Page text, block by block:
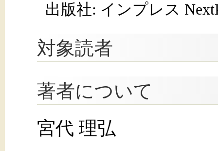
出版社: インプレス
対象読者
著者について
​宮代 理弘